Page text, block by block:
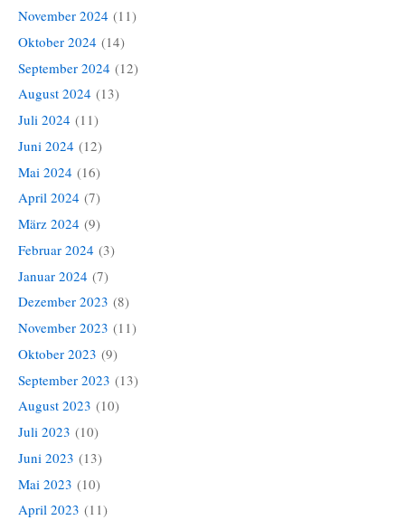
November 2024 (11)
Oktober 2024 (14)
September 2024 (12)
August 2024 (13)
Juli 2024 (11)
Juni 2024 (12)
Mai 2024 (16)
April 2024 (7)
März 2024 (9)
Februar 2024 (3)
Januar 2024 (7)
Dezember 2023 (8)
November 2023 (11)
Oktober 2023 (9)
September 2023 (13)
August 2023 (10)
Juli 2023 (10)
Juni 2023 (13)
Mai 2023 (10)
April 2023 (11)